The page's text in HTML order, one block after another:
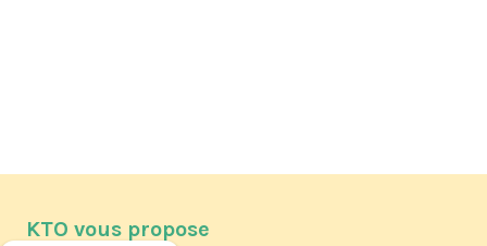
KTO vous propose